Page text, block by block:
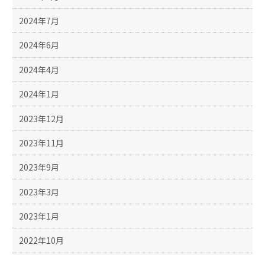
2024年7月
2024年6月
2024年4月
2024年1月
2023年12月
2023年11月
2023年9月
2023年3月
2023年1月
2022年10月